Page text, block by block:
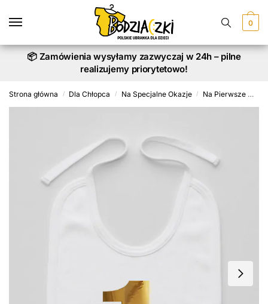
0
📦 Zamówienia wysyłamy zazwyczaj w 24h – pilne
realizujemy priorytetowo!
Strona główna / Dla Chłopca / Na Specjalne Okazje / Na Pierwsze Urodziny